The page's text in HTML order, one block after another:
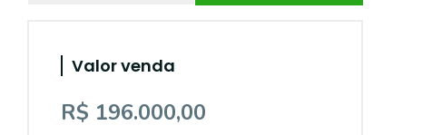
Valor venda
R$ 196.000,00